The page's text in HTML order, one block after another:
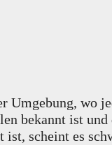
wo
bekannt ist
scheint es